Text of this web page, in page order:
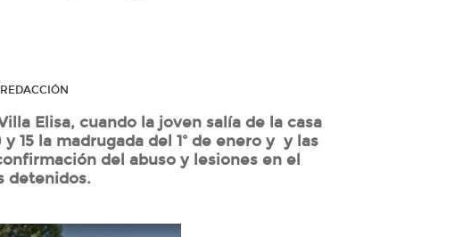
Elisa, cuando la joven salía de la casa
15 la madrugada del 1º de enero y y las
del abuso y lesiones en el
detenidos.